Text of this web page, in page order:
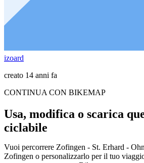
izoard
creato 14 anni fa
CONTINUA CON BIKEMAP
Usa, modifica o scarica
ciclabile
Vuoi percorrere Zofingen - St. Erhard -
Zofingen o personalizzarlo per il tuo